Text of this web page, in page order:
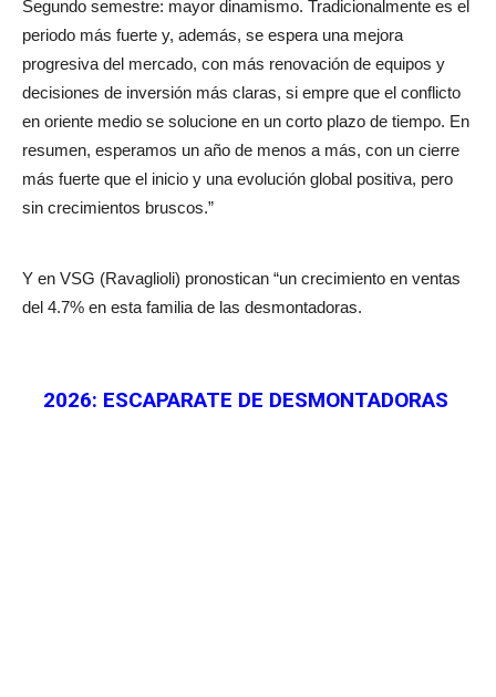
Segundo semestre: mayor dinamismo. Tradicionalmente es el
periodo más fuerte y, además, se espera una mejora
progresiva del mercado, con más renovación de equipos y
decisiones de inversión más claras, si empre que el conflicto
en oriente medio se solucione en un corto plazo de tiempo. En
resumen, esperamos un año de menos a más, con un cierre
más fuerte que el inicio y una evolución global positiva, pero
sin crecimientos bruscos.”
Y en VSG (Ravaglioli) pronostican “un crecimiento en ventas
del 4.7% en esta familia de las desmontadoras.
2026: ESCAPARATE DE DESMONTADORAS